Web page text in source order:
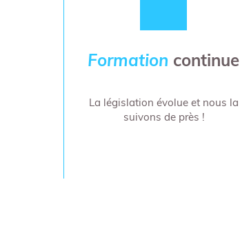
Formation continue
La législation évolue et nous la
suivons de près !